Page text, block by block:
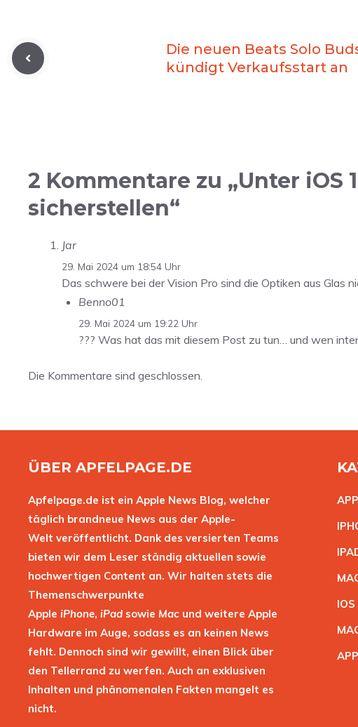
Die neuen Beats Solo
kündigt Verkaufsstart an
2 Kommentare zu „Unter iOS
sicherstellen“
Jar
29. Mai 2024 um 18:54 Uhr
Das schwere bei der Vision Pro sind die Optiken aus Glas
Benno01
29. Mai 2024 um 19:22 Uhr
??? Was hat das mit diesem Post zu tun… und wen
Die Kommentare sind geschlossen.
ÜBER APFELPAGE.DE
Apfelpage.de ist ein Apple News Blog, welcher
täglich brandneue News aus der Apple-
Welt veröffentlicht. Dank des versierten Teams
bieten wir dem Leser ständig aktuellen sowie
hochwertigen Content an. Wir halten stets die
Themenschwerpunkte
Apple iPhone, iPad sowie Mac und weitere Apple
Hardware im Auge, sodass es an keinen News
fehlt. Dennoch sind wir gewillt, einen Blick über
den Tellerrand zu werfen. Auch an exklusiven
Inhalten und phänomenalen Fakten mangelt es
nicht.
IPA
MA
IOS